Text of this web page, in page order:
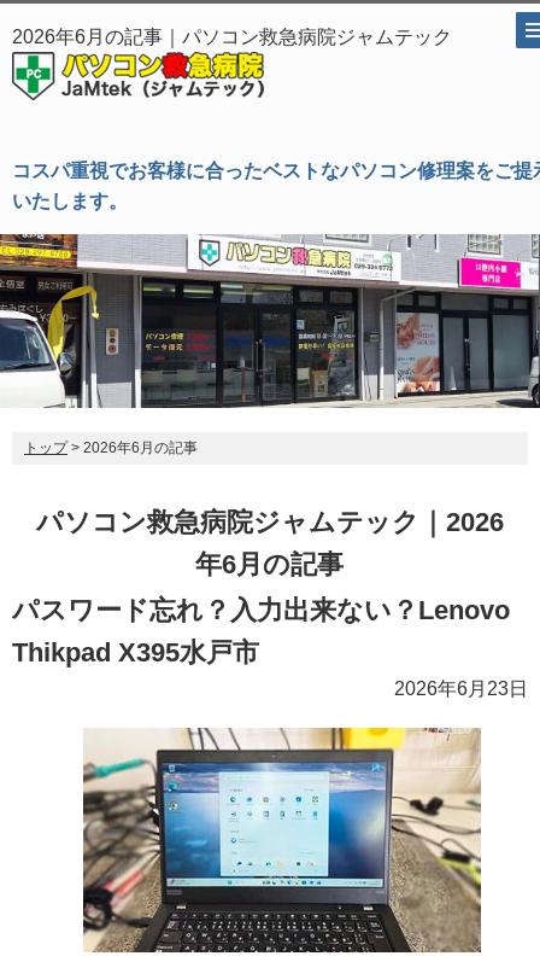
2026年6月の記事｜パソコン救急病院ジャムテック
コスパ重視でお客様に合ったベストなパソコン修理案をご提
いたします。
トップ> 2026年6月の記事
パソコン救急病院ジャムテック｜2026
年6月の記事
パスワード忘れ？入力出来ない？Lenovo
Thikpad X395水戸市
2026年6月23日